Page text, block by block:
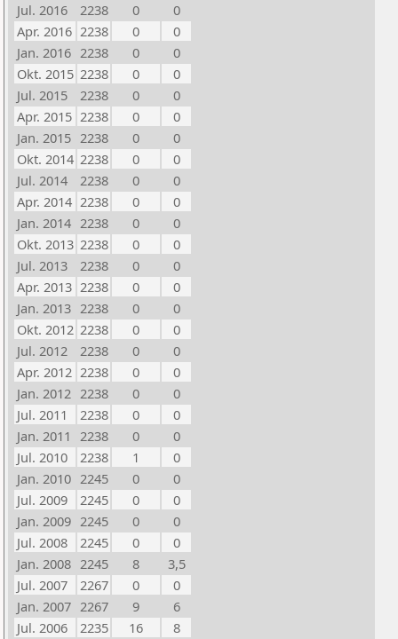
Jul. 2016
2238 0
0
Apr. 2016 2238 0
0
Jan. 2016 2238 0
0
Okt. 2015 2238 0
0
Jul. 2015
2238 0
0
Apr. 2015 2238 0
0
Jan. 2015 2238 0
0
Okt. 2014 2238 0
0
Jul. 2014
2238 0
0
Apr. 2014 2238 0
0
Jan. 2014 2238 0
0
Okt. 2013 2238 0
0
Jul. 2013
2238 0
0
Apr. 2013 2238 0
0
Jan. 2013 2238 0
0
Okt. 2012 2238 0
0
Jul. 2012
2238 0
0
Apr. 2012 2238 0
0
Jan. 2012 2238 0
0
Jul. 2011
2238 0
0
Jan. 2011 2238 0
0
Jul. 2010
2238 1
0
Jan. 2010 2245 0
0
Jul. 2009
2245 0
0
Jan. 2009 2245 0
0
Jul. 2008
2245 0
0
Jan. 2008 2245 8
3,5
Jul. 2007
2267 0
0
Jan. 2007 2267 9
6
Jul. 2006
2235 16
8